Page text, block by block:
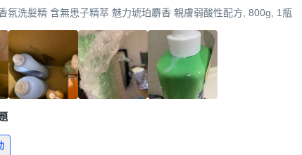
氛洗髮精 含無患子精萃 魅力琥珀麝香 親膚弱酸性配方, 800g, 1瓶